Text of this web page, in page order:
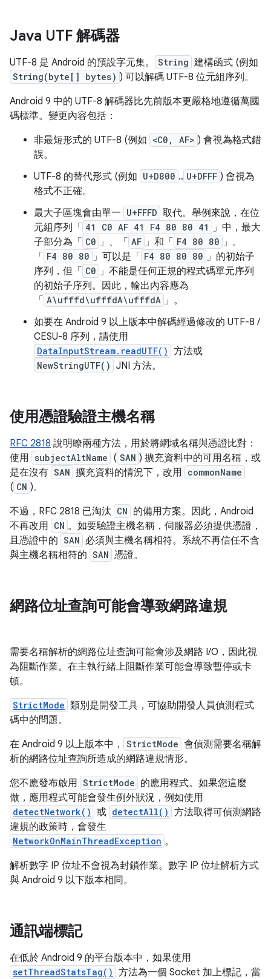
Java UTF 解碼器
UTF-8 是 Android 的預設字元集。 String 建構函式 (例如
String(byte[] bytes) ) 可以解碼 UTF-8 位元組序列。
Android 9 中的 UTF-8 解碼器比先前版本更嚴格地遵循萬國
碼標準。變更內容包括：
非最短形式的 UTF-8 (例如 <C0, AF> ) 會視為格式錯
誤。
UTF-8 的替代形式 (例如 U+D800 .. U+DFFF ) 會視為
格式不正確。
最大子區塊會由單一 U+FFFD 取代。舉例來說，在位
元組序列「
41 C0 AF 41 F4 80 80 41 」中，最大
子部分為「
C0 」、「 AF 」和「 F4 80 80 」。
「
F4 80 80 」可以是「 F4 80 80 80 」的初始子
序列，但「
C0 」不能是任何正規的程式碼單元序列
的初始子序列。因此，輸出內容應為
「 A\ufffd\ufffdA\ufffdA 」。
如要在 Android 9 以上版本中解碼經過修改的 UTF-8 /
CESU-8 序列，請使用
DataInputStream.readUTF() 方法或
NewStringUTF() JNI 方法。
使用憑證驗證主機名稱
RFC 2818 說明瞭兩種方法，用於將網域名稱與憑證比對：
使用 subjectAltName ( SAN ) 擴充資料中的可用名稱，或
是在沒有 SAN 擴充資料的情況下，改用 commonName
( CN )。
不過，RFC 2818 已淘汰 CN 的備用方案。因此，Android
不再改用 CN 。如要驗證主機名稱，伺服器必須提供憑證，
且憑證中的 SAN 必須與主機名稱相符。系統不再信任不含
與主機名稱相符的 SAN 憑證。
網路位址查詢可能會導致網路違規
需要名稱解析的網路位址查詢可能會涉及網路 I/O，因此視
為阻斷作業。在主執行緒上阻斷作業可能會導致暫停或卡
頓。
StrictMode 類別是開發工具，可協助開發人員偵測程式
碼中的問題。
在 Android 9 以上版本中，
StrictMode 會偵測需要名稱解
析的網路位址查詢所造成的網路違規情形。
您不應發布啟用 StrictMode 的應用程式。如果您這麼
做，應用程式可能會發生例外狀況，例如使用
detectNetwork() 或 detectAll() 方法取得可偵測網路
違規的政策時，會發生
NetworkOnMainThreadException 。
解析數字 IP 位址不會視為封鎖作業。數字 IP 位址解析方式
與 Android 9 以下版本相同。
通訊端標記
在低於 Android 9 的平台版本中，如果使用
setThreadStatsTag() 方法為一個 Socket 加上標記，當